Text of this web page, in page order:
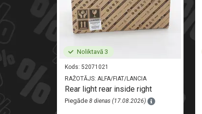
Noliktavā 3
Kods: 52071021
RAŽOTĀJS: ALFA/FIAT/LANCIA
Rear light rear inside right
Piegāde 8 dienas (17.08.2026)